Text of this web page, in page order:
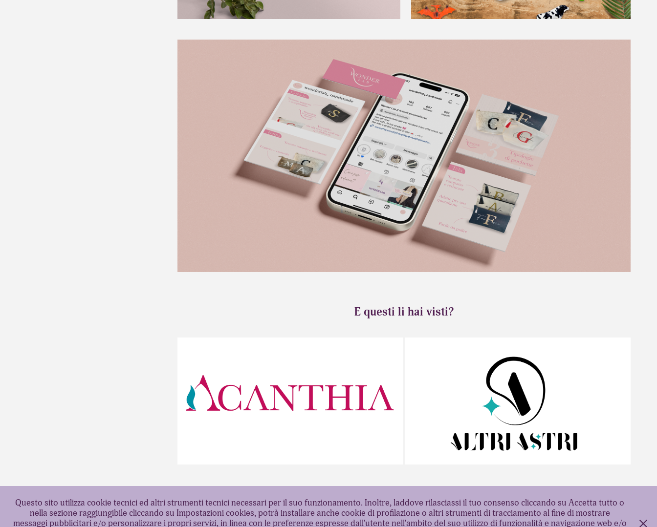
E questi li hai visti?
2024
BRAND IDENTITY - ACANTHIA
2024
BRAND IDENTITY - ALTRI ASTRI
Questo sito utilizza cookie tecnici ed altri strumenti tecnici necessari per il suo funzionamento. Inoltre, laddove rilasciassi il tuo consenso cliccando su Accetta tutto o
nella sezione raggiungibile cliccando su Impostazioni cookies, potrà installare anche cookie di profilazione o altri strumenti di tracciamento al fine di mostrare
messaggi pubblicitari e/o personalizzare i propri servizi, in linea con le preferenze espresse dall'utente nell'ambito del suo utilizzo di funzionalità e navigazione web e/o